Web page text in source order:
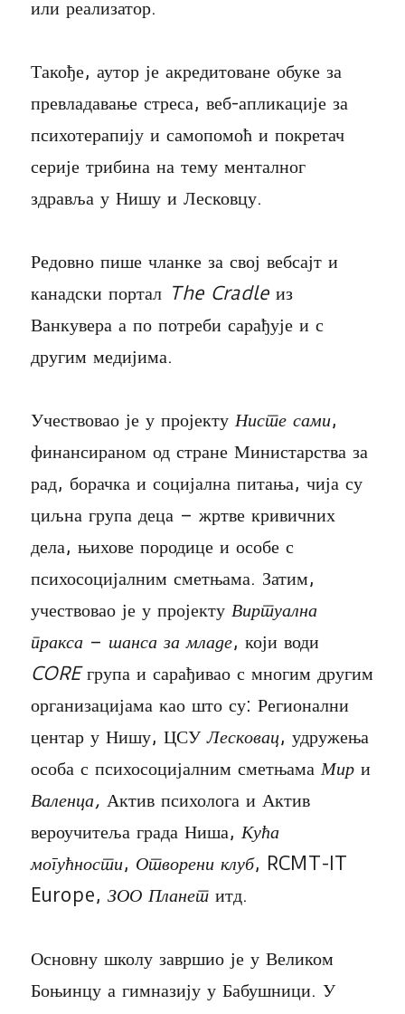
или реализатор.
Такође, аутор је акредитоване обуке за
превладавање стреса, веб-апликације за
психотерапију и самопомоћ и покретач
серије трибина на тему менталног
здравља у Нишу и Лесковцу.
Редовно пише чланке за свој вебсајт и
канадски портал The Cradleиз
Ванкувера а по потреби сарађује и с
другим медијима.
Учествовао је у пројекту Нисте сами,
финансираном од стране Министарства за
рад, борачка и социјална питања, чија су
циљна група деца – жртве кривичних
дела, њихове породице и особе с
психосоцијалним сметњама. Затим,
учествовао је у пројекту Виртуална
пракса – шанса за младе, који води
COREгрупа и сарађивао с многим другим
организацијама као што су: Регионални
центар у Нишу, ЦСУЛесковац, удружења
особа с психосоцијалним сметњама Мир и
Валенца, Актив психолога и Актив
вероучитеља града Ниша, Кућа
могућности, Отворени клуб, RCMT-IT
Europe,ЗОО Планет итд.
Основну школу завршио је у Великом
Боњинцу а гимназију у Бабушници. У